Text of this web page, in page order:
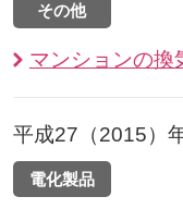
その他
マンションの換
平成27（2015）
電化製品